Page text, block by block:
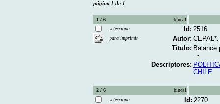
página 1 de 1
1 / 6
binca1
selecciona
para imprimir
Id: 2516
Autor: CEPAL*.
Título: Balance
..-
Descriptores:
CHILE
2 / 6
binca1
selecciona
Id: 2270